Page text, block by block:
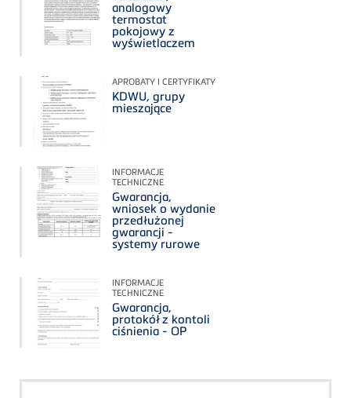
analogowy
termostat
pokojowy z
wyświetlaczem
APROBATY I CERTYFIKATY
KDWU, grupy
mieszające
INFORMACJE
TECHNICZNE
Gwarancja,
wniosek o wydanie
przedłużonej
gwarancji -
systemy rurowe
INFORMACJE
TECHNICZNE
Gwarancja,
protokół z kontoli
ciśnienia - OP